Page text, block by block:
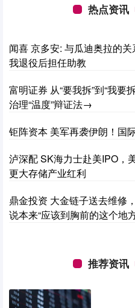
热点资讯
闻喜 京多安: 与瓜迪奥拉的
我退役后担任助教
富明证券 从“要我拆”到“我要
治理“温度”辩证法→
钜阵资本 美军再袭伊朗！国
泸深配 SK海力士赴美IPO，
更大存储产业红利
鼎金投资 大金链子送去维修
说本来“应该到胸前的这个地
推荐资讯